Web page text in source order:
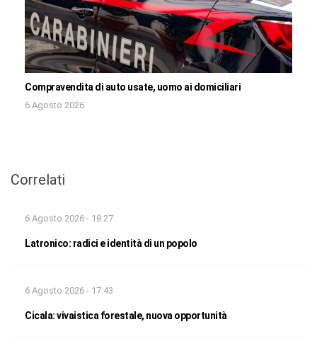
Compravendita di auto usate, uomo ai domiciliari
6 Agosto 2026
Correlati
6 Agosto 2026 - 18:27
Latronico: radici e identità di un popolo
6 Agosto 2026 - 17:43
Cicala: vivaistica forestale, nuova opportunità